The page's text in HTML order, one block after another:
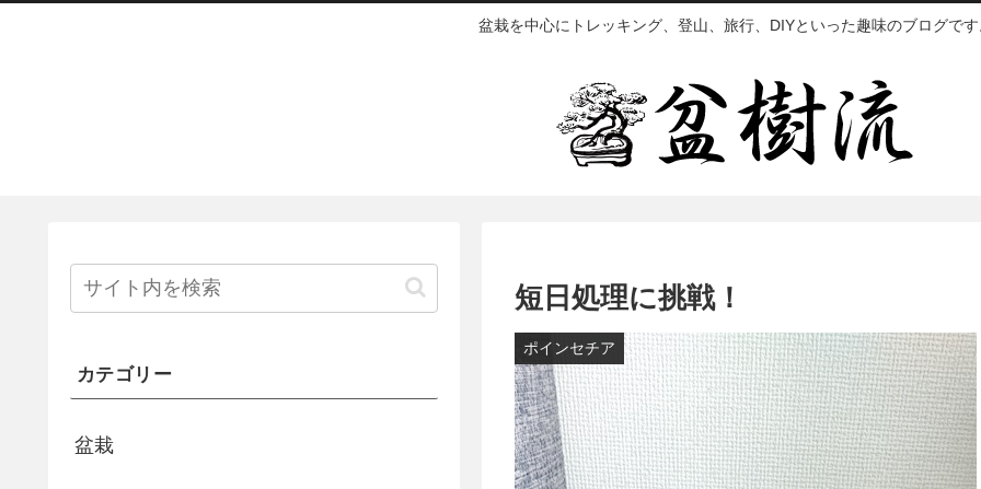
盆栽を中心にトレッキング、登山、旅行、DIYといった趣味のブログで
短日処理に挑戦！
ポインセチア
カテゴリー
盆栽